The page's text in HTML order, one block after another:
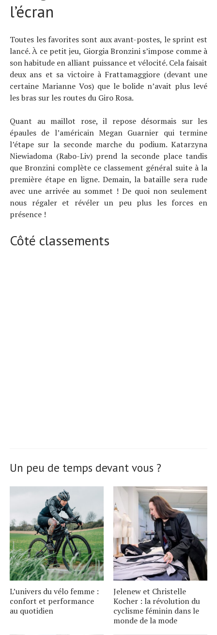
l’écran
Toutes les favorites sont aux avant-postes, le sprint est
lancé. À ce petit jeu, Giorgia Bronzini s’impose comme à
son habitude en alliant puissance et vélocité. Cela faisait
deux ans et sa victoire à Frattamaggiore (devant une
certaine Marianne Vos) que le bolide n’avait plus levé
les bras sur les routes du Giro Rosa.
Quant au maillot rose, il repose désormais sur les
épaules de l’américain Megan Guarnier qui termine
l’étape sur la seconde marche du podium. Katarzyna
Niewiadoma (Rabo-Liv) prend la seconde place tandis
que Bronzini complète ce classement général suite à la
première étape en ligne. Demain, la bataille sera rude
avec une arrivée au sommet ! De quoi non seulement
nous régaler et révéler un peu plus les forces en
présence !
Côté classements
Un peu de temps devant vous ?
L’univers du vélo femme :
confort et performance
au quotidien
Jelenew et Christelle
Kocher : la révolution du
cyclisme féminin dans le
monde de la mode